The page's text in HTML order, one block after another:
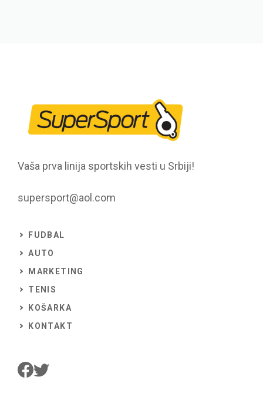
Vaša prva linija sportskih vesti u Srbiji!
supersport@aol.com
FUDBAL
AUTO
MARKETING
TENIS
KOŠARKA
KONTAKT